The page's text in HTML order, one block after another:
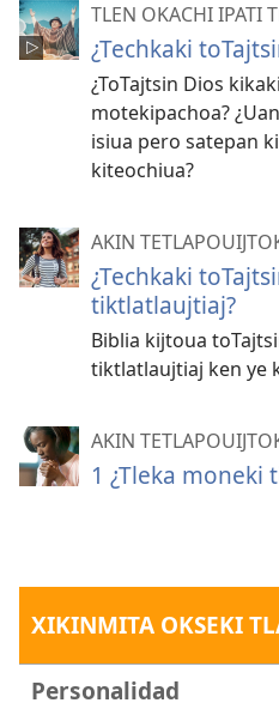
TLEN OKACHI IPATI
¿Techkaki
¿ToTajtsin Dios
motekipachoa?
isiua pero satepan
kiteochiua?
AKIN
¿Techkaki
tiktlatlaujtiaj?
Biblia kijtoua
tiktlatlaujtiaj ken ye
AKIN
1 ¿Tleka
XIKINMITA OKSEKI
Personalidad